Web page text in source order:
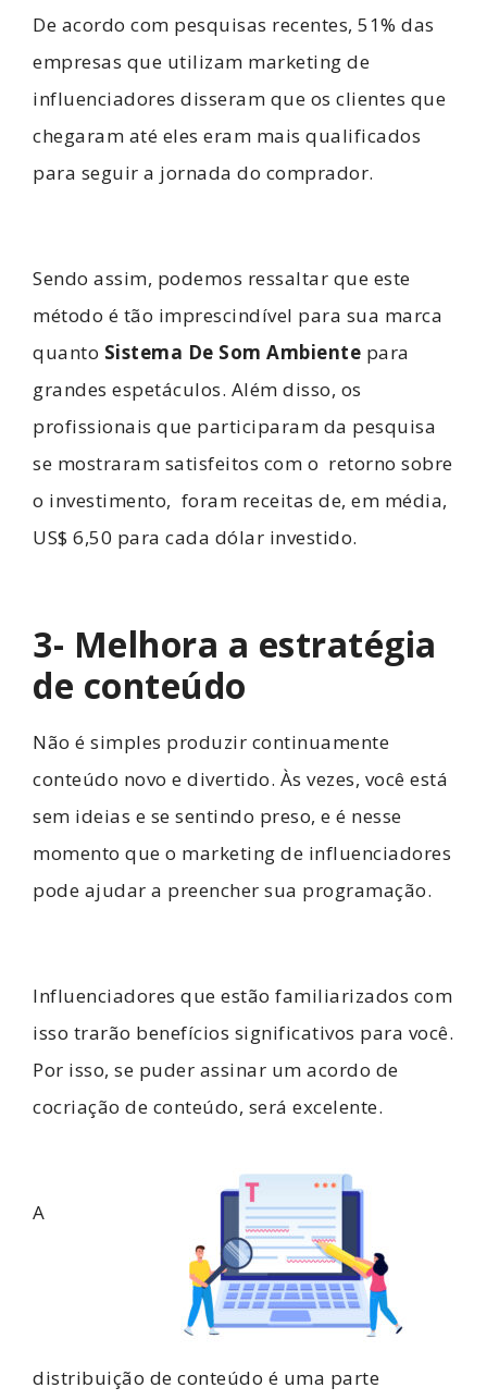
De acordo com pesquisas recentes, 51% das
empresas que utilizam marketing de
influenciadores disseram que os clientes que
chegaram até eles eram mais qualificados
para seguir a jornada do comprador.
Sendo assim, podemos ressaltar que este
método é tão imprescindível para sua marca
quanto Sistema De Som Ambiente para
grandes espetáculos. Além disso, os
profissionais que participaram da pesquisa
se mostraram satisfeitos com o retorno sobre
o investimento, foram receitas de, em média,
US$ 6,50 para cada dólar investido.
3- Melhora a estratégia
de conteúdo
Não é simples produzir continuamente
conteúdo novo e divertido. Às vezes, você está
sem ideias e se sentindo preso, e é nesse
momento que o marketing de influenciadores
pode ajudar a preencher sua programação.
Influenciadores que estão familiarizados com
isso trarão benefícios significativos para você.
Por isso, se puder assinar um acordo de
cocriação de conteúdo, será excelente.
A
distribuição de conteúdo é uma parte